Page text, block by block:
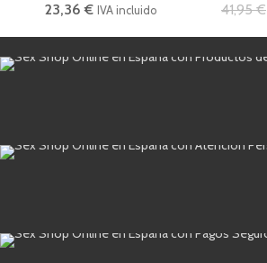
23,36€ IVA incluido 41,95€